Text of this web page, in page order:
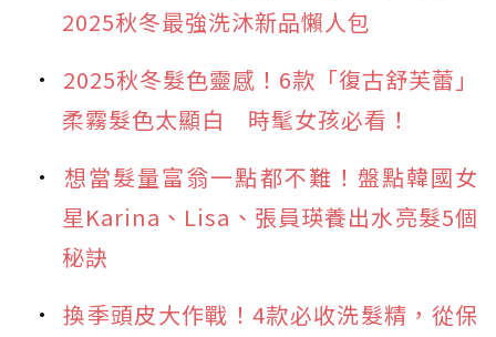
2025秋冬最強洗沐新品懶人包
2025秋冬髮色靈感！6款「復古舒芙蕾」
柔霧髮色太顯白 時髦女孩必看！
想當髮量富翁一點都不難！盤點韓國女
星Karina、Lisa、張員瑛養出水亮髮5個
秘訣
換季頭皮大作戰！4款必收洗髮精，從保